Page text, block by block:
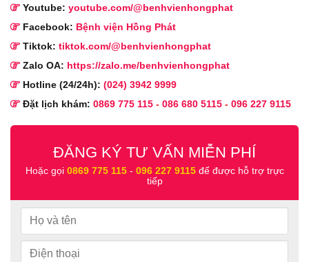
Youtube: youtube.com/@benhvienhongphat
Facebook: Bệnh viện Hồng Phát
Tiktok: tiktok.com/@benhvienhongphat
Zalo OA: https://zalo.me/benhvienhongphat
Hotline (24/24h): (024) 3942 9999
Đặt lịch khám: 0869 775 115 - 086 680 5115 - 096 227 9115
ĐĂNG KÝ TƯ VẤN MIỄN PHÍ
Hoặc gọi 0869 775 115- 096 227 9115 để được hỗ trợ trực
tiếp